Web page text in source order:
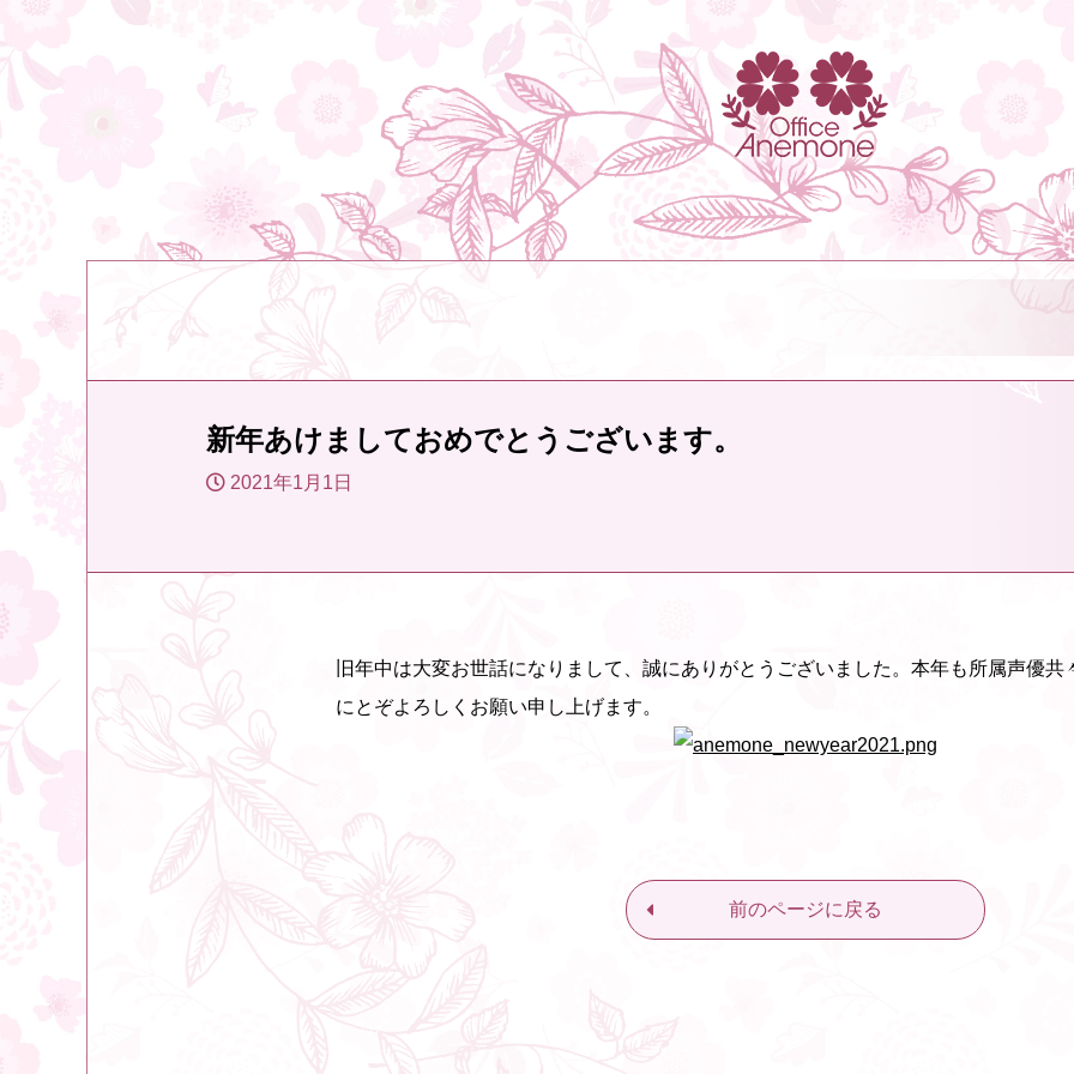
新年あけましておめでとうございます。
2021年1月1日
旧年中は大変お世話になりまして、誠にありがとうございました。本年も所属声優
にとぞよろしくお願い申し上げます。
前のページに戻る